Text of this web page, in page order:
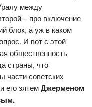
между
– про включение
блок, а уж в каком
И вот с этой
общественность
страны, что
части советских
и его зятемДжерменом